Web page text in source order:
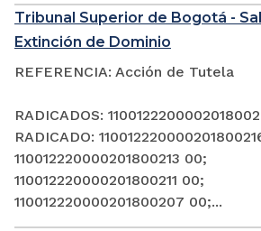
Tribunal Superior de Bogotá -
Extinción de Dominio
REFERENCIA: Acción de Tutela
RADICADOS:
RADICADO:
110012220000201800213 00;
110012220000201800211 00;
110012220000201800207 00;...